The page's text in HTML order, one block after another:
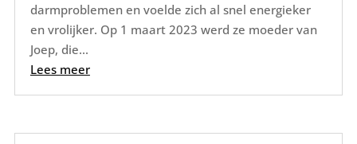
darmproblemen en voelde zich al snel energieker
en vrolijker. Op 1 maart 2023 werd ze moeder van
Joep, die...
Lees meer